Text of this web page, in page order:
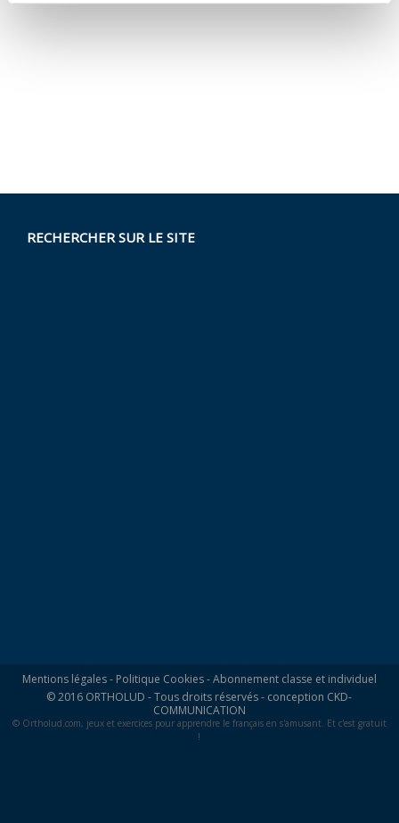
RECHERCHER SUR LE SITE
Mentions légales- Politique Cookies-Abonnement classe et individuel
© 2016 ORTHOLUD - Tous droits réservés - conception CKD-
COMMUNICATION
© Ortholud.com, jeux et exercices pour apprendre le français en s'amusant. Et c'est gratuit
!